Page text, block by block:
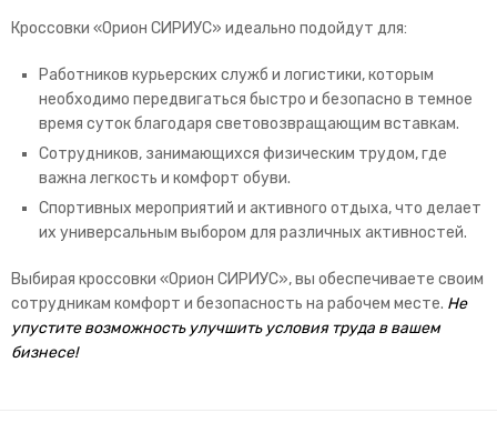
Кроссовки «Орион СИРИУС» идеально подойдут для:
Работников курьерских служб и логистики, которым
необходимо передвигаться быстро и безопасно в темное
время суток благодаря световозвращающим вставкам.
Сотрудников, занимающихся физическим трудом, где
важна легкость и комфорт обуви.
Спортивных мероприятий и активного отдыха, что делает
их универсальным выбором для различных активностей.
Выбирая кроссовки «Орион СИРИУС», вы обеспечиваете своим
сотрудникам комфорт и безопасность на рабочем месте. Не
упустите возможность улучшить условия труда в вашем
бизнесе!